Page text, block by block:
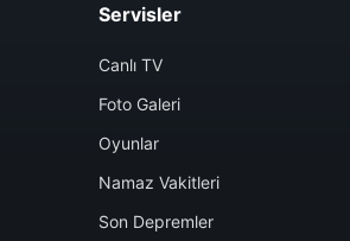
Servisler
Canlı TV
Foto Galeri
Oyunlar
Namaz Vakitleri
Son Depremler